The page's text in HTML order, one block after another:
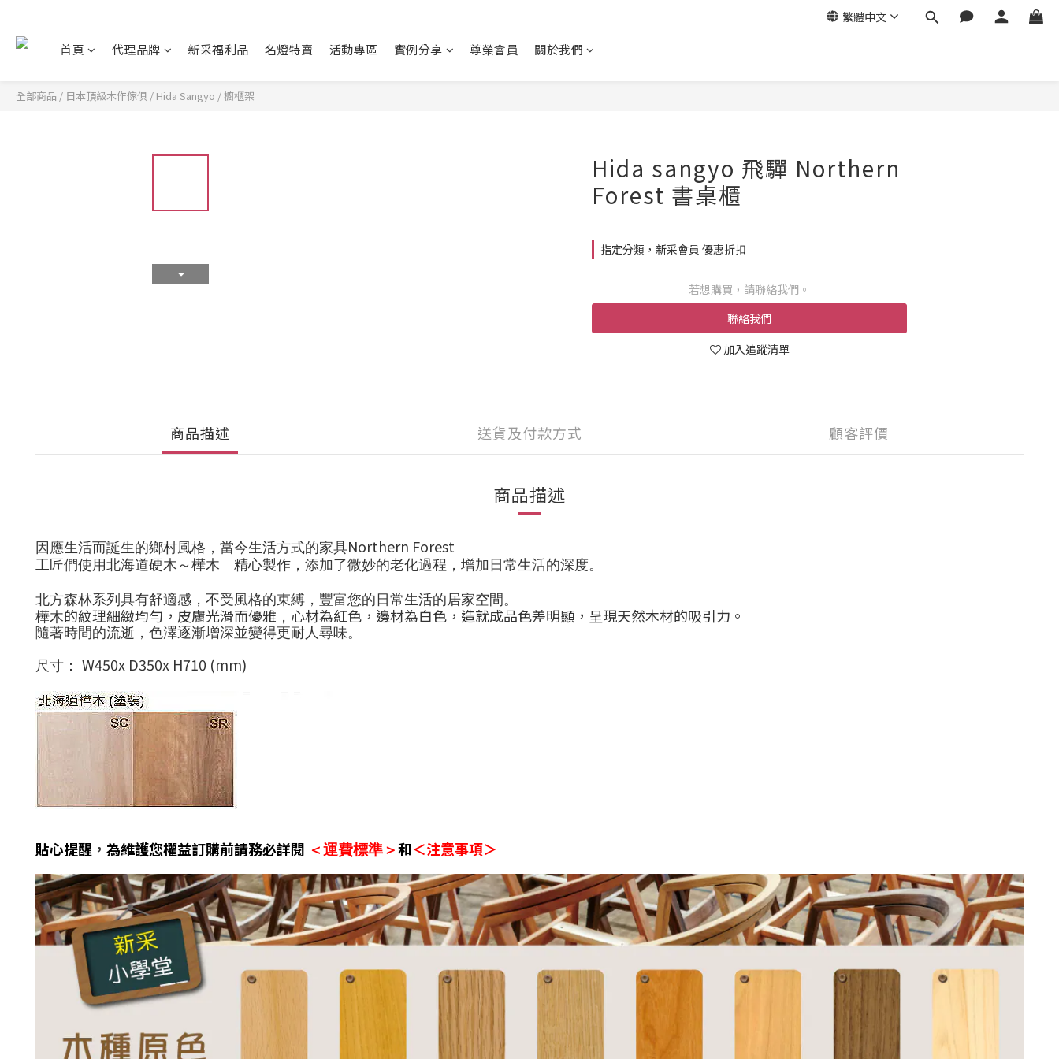
繁體中文
首頁 代理品牌 新采福利品 名燈特賣 活動專區 實例分享 尊榮會員 關於我們
全部商品 / 日本頂級木作傢俱 / Hida Sangyo /櫥櫃架
Hida sangyo 飛驒 Northern
Forest 書桌櫃
指定分類，新采會員 優惠折扣
若想購買，請聯絡我們。
聯絡我們
加入追蹤清單
商品描述 送貨及付款方式 顧客評價
商品描述
因應生活而誕生的鄉村風格，當今生活方式的家具Northern Forest
工匠們使用北海道硬木～樺木 精心製作，添加了微妙的老化過程，增加日常生活的深度。
北方森林系列具有舒適感，不受風格的束縛，豐富您的日常生活的居家空間。
樺木的紋理細緻均勻，皮膚光滑而優雅 ， 心材為紅色，邊材為白色，造就成品色差明顯，呈現天然木材的吸引力。
隨著時間的流逝，色澤逐漸增深並變得更耐人尋味。
尺寸： W450x D350x H710 (mm)
貼心提醒 ， 為維護您權益訂購前請務必詳閱 ＜運費標準＞和＜注意事項＞